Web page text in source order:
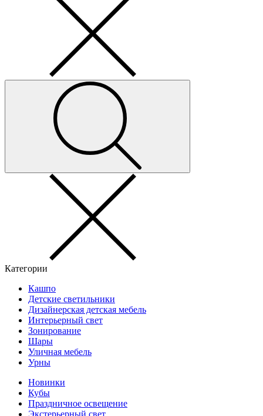
Категории
Кашпо
Детские светильники
Дизайнерская детская мебель
Интерьерный свет
Зонирование
Шары
Уличная мебель
Урны
Новинки
Кубы
Праздничное освещение
Экстерьерный свет